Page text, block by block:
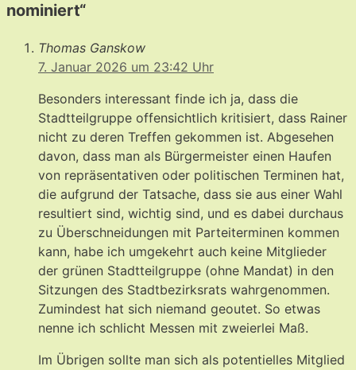
nominiert“
Thomas Ganskow
7. Januar 2026 um 23:42 Uhr
Besonders interessant finde ich ja, dass die
Stadtteilgruppe offensichtlich kritisiert, dass Rainer
nicht zu deren Treffen gekommen ist. Abgesehen
davon, dass man als Bürgermeister einen Haufen
von repräsentativen oder politischen Terminen hat,
die aufgrund der Tatsache, dass sie aus einer Wahl
resultiert sind, wichtig sind, und es dabei durchaus
zu Überschneidungen mit Parteiterminen kommen
kann, habe ich umgekehrt auch keine Mitglieder
der grünen Stadtteilgruppe (ohne Mandat) in den
Sitzungen des Stadtbezirksrats wahrgenommen.
Zumindest hat sich niemand geoutet. So etwas
nenne ich schlicht Messen mit zweierlei Maß.
Im Übrigen sollte man sich als potentielles Mitglied